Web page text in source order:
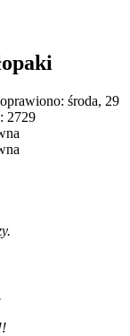
środa, 29
2729